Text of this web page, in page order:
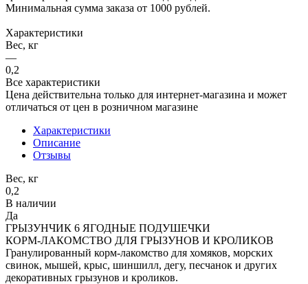
Минимальная сумма заказа от 1000 рублей.
Характеристики
Вес, кг
—
0,2
Все характеристики
Цена действительна только для интернет-магазина и может
отличаться от цен в розничном магазине
Характеристики
Описание
Отзывы
Вес, кг
0,2
В наличии
Да
ГРЫЗУНЧИК 6 ЯГОДНЫЕ ПОДУШЕЧКИ
КОРМ-ЛАКОМСТВО ДЛЯ ГРЫЗУНОВ И КРОЛИКОВ
Гранулированный корм-лакомство для хомяков, морских
свинок, мышей, крыс, шиншилл, дегу, песчанок и других
декоративных грызунов и кроликов.